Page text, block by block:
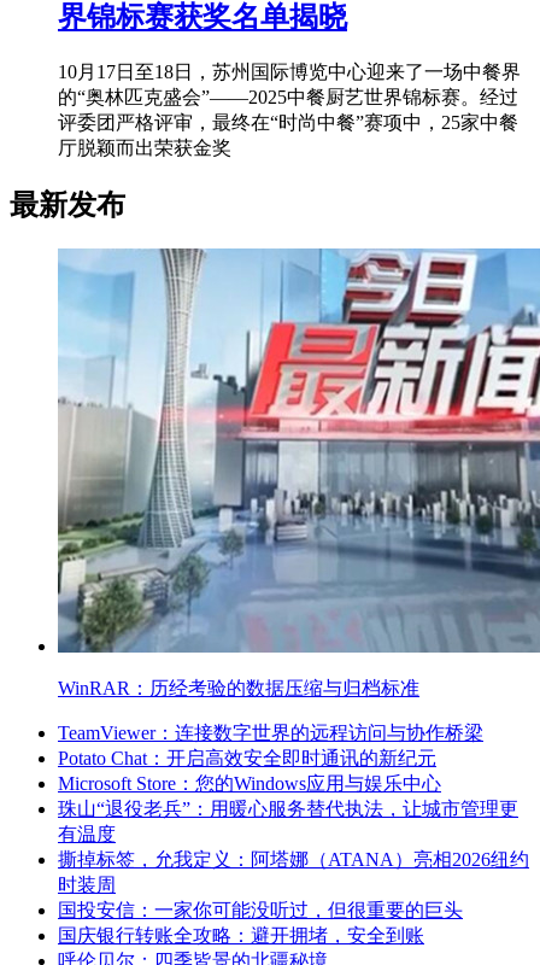
界锦标赛获奖名单揭晓
10月17日至18日，苏州国际博览中心迎来了一场中餐界
的“奥林匹克盛会”——2025中餐厨艺世界锦标赛。经过
评委团严格评审，最终在“时尚中餐”赛项中，25家中餐
厅脱颖而出荣获金奖
最新发布
WinRAR：历经考验的数据压缩与归档标准
TeamViewer：连接数字世界的远程访问与协作桥梁
Potato Chat：开启高效安全即时通讯的新纪元
Microsoft Store：您的Windows应用与娱乐中心
珠山“退役老兵”：用暖心服务替代执法，让城市管理更
有温度
撕掉标签，允我定义：阿塔娜（ATANA）亮相2026纽约
时装周
国投安信：一家你可能没听过，但很重要的巨头
国庆银行转账全攻略：避开拥堵，安全到账
呼伦贝尔：四季皆景的北疆秘境